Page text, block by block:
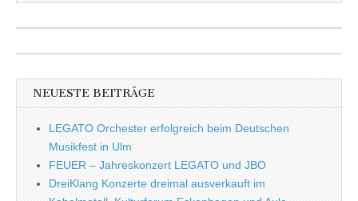
NEUESTE BEITRÄGE
LEGATO Orchester erfolgreich beim Deutschen
Musikfest in Ulm
FEUER – Jahreskonzert LEGATO und JBO
DreiKlang Konzerte dreimal ausverkauft im